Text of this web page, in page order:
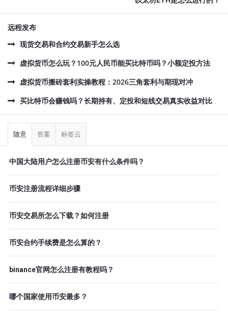
远程发布
现货交易和合约交易新手怎么选
虚拟货币怎么玩？100元人民币能买比特币吗？小额定投方法
虚拟货币搬砖套利实操教程：2026三角套利与期现对冲
买比特币会赚钱吗？长期持有、定投和短线交易真实收益对比
侧
随意 答案 标签云
中国大陆用户怎么注册币安有什么条件吗？
币安注册流程详细步骤
币安交易所怎么下载？如何注册
币安合约手续费是怎么算的？
binance官网怎么注册有教程吗？
哪个国家使用币安最多？